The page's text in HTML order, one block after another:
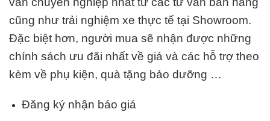
cũng như trải nghiệm xe thực tế tại Showroom.
Đặc biệt hơn, người mua sẽ nhận được những
chính sách ưu đãi nhất về giá và các hỗ trợ theo
kèm về phụ kiện, quà tặng bảo dưỡng …
Đăng ký nhận báo giá